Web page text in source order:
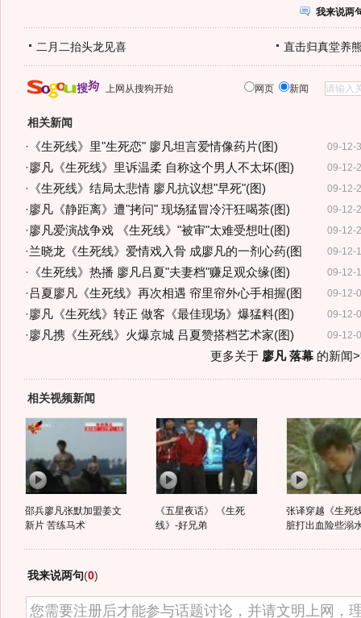
我来说两
二月二抬头龙见喜 直击归真堂养
上网从搜狗开始 网页 新闻
相关新闻
09-12-
· 《生死线》里"生死恋" 廖凡坦言爱情像药片(图)
09-12-
·廖凡《生死线》里诉温柔 自称这个男人不太坏(图)
09-12-
· 《生死线》结局太悲情 廖凡抗议想"早死"(图)
09-12-
·廖凡《静距离》遭"拷问" 现场猛冒冷汗狂喝茶(图)
09-12-
·廖凡爱演战争戏 《生死线》"被审"太难受想吐(图)
09-12-
·兰晓龙《生死线》爱情戏入骨 成廖凡的一剂心药(图
09-12-
· 《生死线》热播 廖凡吕夏"夫妻档"赚足观众缘(图)
09-12-
·吕夏廖凡《生死线》再次相遇 帘里帘外心手相握(图
09-12-
·廖凡《生死线》转正 做客《最佳现场》爆猛料(图)
09-12-
·廖凡携《生死线》火爆京城 吕夏赞搭档艺术家(图)
更多关于 廖凡 落幕的新闻
相关视频新闻
邵兵廖凡张默加盟姜文
新片 苦练马术
《五星夜话》 《生死
线》-好兄弟
张译穿越《生死
脏打出血险些溺
我来说两句(0)